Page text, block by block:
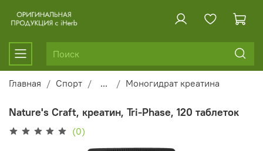
Главная Спорт ... Моногидрат креатина
Nature's Craft, креатин, Tri-Phase, 120 таблеток
(0)